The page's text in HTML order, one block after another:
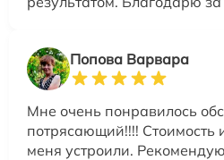
Попова Варвара
Мне очень понравилось
потрясающий!!!! Стоимость
меня устроили.